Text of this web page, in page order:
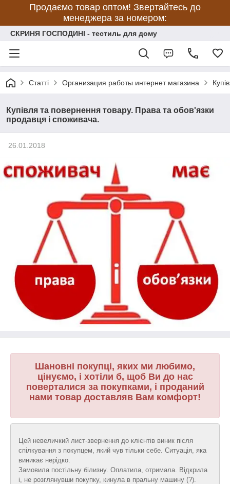
Продаємо товар оптом! Звертайтесь до
менеджера за номером:
СКРИНЯ ГОСПОДИНІ - тестиль для дому
Статті Организация работы интернет магазина
Купівля та повернення товару. Права та обов'язки
продавця і споживача.
26.01.2018
Шановні покупці, яких ми любимо,
цінуємо, і хотіли б, щоб Ви до нас
поверталися за покупками, і проданий
нами товар доставляв Вам комфорт!
Цей невеличкий лист-звернення до клієнтів виник після
спілкування з покупцем, який чув тільки себе. Ситуація, яка
виникає нерідко.
Замовила постільну білизну. Оплатила, отримала. Відкрила
і, не розглянувши покупку, кинула в пральну машину (?).